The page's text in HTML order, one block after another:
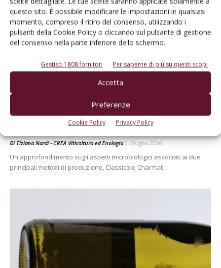
questo sito. È possibile modificare le impostazioni in qualsiasi
momento, compreso il ritiro del consenso, utilizzando i
pulsanti della Cookie Policy o cliccando sul pulsante di gestione
del consenso nella parte inferiore dello schermo.
Gestisci 1808 fornitori Per saperne di più su questi scopi
Accetta
Preferenze
Cookie Policy Privacy Policy
Lieviti e batteri in spumantizzazione
DiTiziana Nardi - CREA Viticoltura ed Enologia 3 Giugno 2026
Un approfondimento sugli aspetti microbiologici associati ai due
principali metodi di produzione, Classico e Charmat